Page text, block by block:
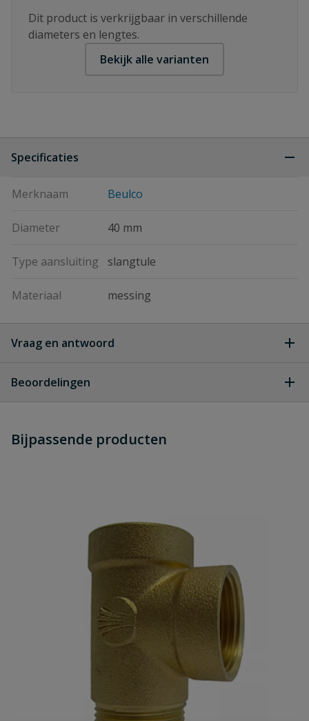
Dit product is verkrijgbaar in verschillende
diameters en lengtes.
Bekijk alle varianten
Specificaties
Merknaam Beulco
Diameter 40 mm
Type aansluiting slangtule
Materiaal messing
Vraag en antwoord
dit product?
Beoordelingen
Schrijf zelf een beoordeling
Bijpassende producten